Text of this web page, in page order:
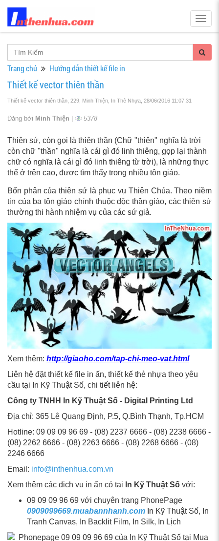
Trang chủ Hướng dẫn thiết kế file in
Thiết kế vector thiên thần
Thiết kế vector thiên thần, 229, Minh Thiện, In Thẻ Nhựa , 28/06/2016 11:07:31
Đăng bởi Minh Thiện | 5378
Thiên sứ, còn gọi là thiên thần (Chữ "thiên" nghĩa là trời
còn chữ "thần" nghĩa là cái gì đó linh thiêng, gọp lại thành
chữ có nghĩa là cái gì đó linh thiêng từ trời), là những thực
thể ở trên cao, được tìm thấy trong nhiều tôn giáo.
Bổn phận của thiên sứ là phục vụ Thiên Chúa. Theo niềm
tin của ba tôn giáo chính thuộc độc thần giáo, các thiên sứ
thường thi hành nhiệm vụ của các sứ giả.
Xem thêm: http://giaoho.com/tap-chi-meo-vat.html
Liên hệ đặt thiết kế file in ấn, thiết kế thẻ nhựa theo yêu
cầu tại In Kỹ Thuật Số, chi tiết liên hệ:
Công ty TNHH In Kỹ Thuật Số - Digital Printing Ltd
Địa chỉ: 365 Lê Quang Định, P.5, Q.Bình Thạnh, Tp.HCM
Hotline: 09 09 09 96 69 - (08) 2237 6666 - (08) 2238 6666 -
(08) 2262 6666 - (08) 2263 6666 - (08) 2268 6666 - (08)
2246 6666
Email: info@inthenhua.com.vn
Xem thêm các dịch vụ in ấn có tại In Kỹ Thuật Số với:
09 09 09 96 69 với chuyên trang PhonePage
0909099669.muabannhanh.com In Kỹ Thuật Số, In
Tranh Canvas, In Backlit Film, In Silk, In Lịch